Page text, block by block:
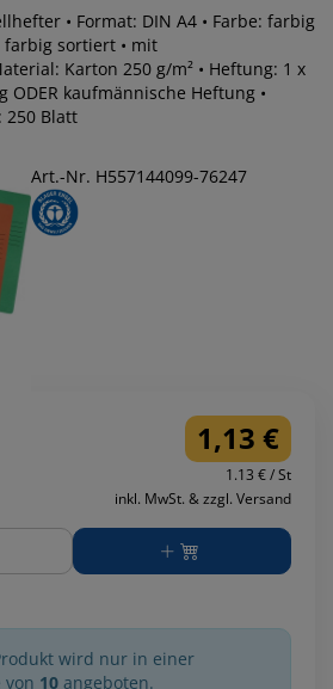
• Format: DIN A4 • Farbe: farbig
farbig sortiert • mit
Karton 250 g/m² • Heftung: 1 x
kaufmännische Heftung •
250 Blatt
Art.-Nr. H557144099-76247
1,13 €
1.13 € / St
inkl. MwSt. & zzgl. Versand
wird nur in einer
von 10 angeboten.